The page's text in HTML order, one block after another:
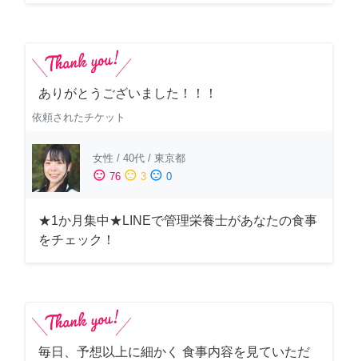
ありがとうございました！！！
依頼されたチケット
女性 / 40代 / 東京都
sentiment_satisfied 76 sentiment_neutral 3 sentiment_dissatisfied 0
★1か月集中★LINEで管理栄養士があなたの食事
をチェック！
毎日、予想以上に細かく 食事内容を見ていただ